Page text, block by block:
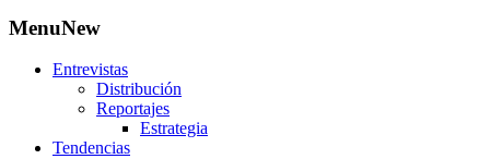
MenuNew
Entrevistas
Distribución
Reportajes
Estrategia
Tendencias